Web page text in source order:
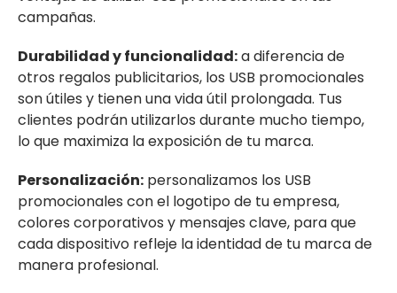
campañas.
Durabilidad y funcionalidad:a diferencia de
otros regalos publicitarios, los USB promocionales
son útiles y tienen una vida útil prolongada. Tus
clientes podrán utilizarlos durante mucho tiempo,
lo que maximiza la exposición de tu marca.
Personalización: personalizamos los USB
promocionales con el logotipo de tu empresa,
colores corporativos y mensajes clave, para que
cada dispositivo refleje la identidad de tu marca de
manera profesional.